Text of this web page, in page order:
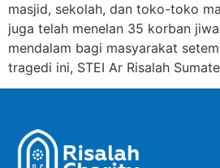
masjid, sekolah, dan toko-toko
juga telah menelan 35 korban
mendalam bagi masyarakat
tragedi ini, STEI Ar Risalah